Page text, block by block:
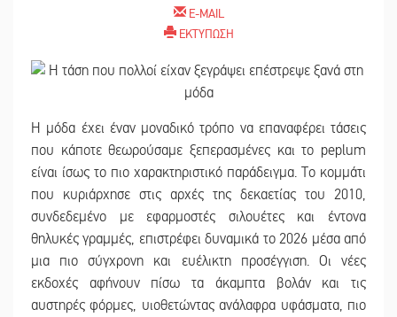
E-MAIL
ΕΚΤΥΠΩΣΗ
Η μόδα έχει έναν μοναδικό τρόπο να επαναφέρει τάσεις
που κάποτε θεωρούσαμε ξεπερασμένες και το peplum
είναι ίσως το πιο χαρακτηριστικό παράδειγμα. Το κομμάτι
που κυριάρχησε στις αρχές της δεκαετίας του 2010,
συνδεδεμένο με εφαρμοστές σιλουέτες και έντονα
θηλυκές γραμμές, επιστρέφει δυναμικά το 2026 μέσα από
μια πιο σύγχρονη και ευέλικτη προσέγγιση. Οι νέες
εκδοχές αφήνουν πίσω τα άκαμπτα βολάν και τις
αυστηρές φόρμες, υιοθετώντας ανάλαφρα υφάσματα, πιο